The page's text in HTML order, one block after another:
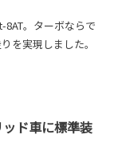
。ターボならで
を実現しました。
ッド車に標準装